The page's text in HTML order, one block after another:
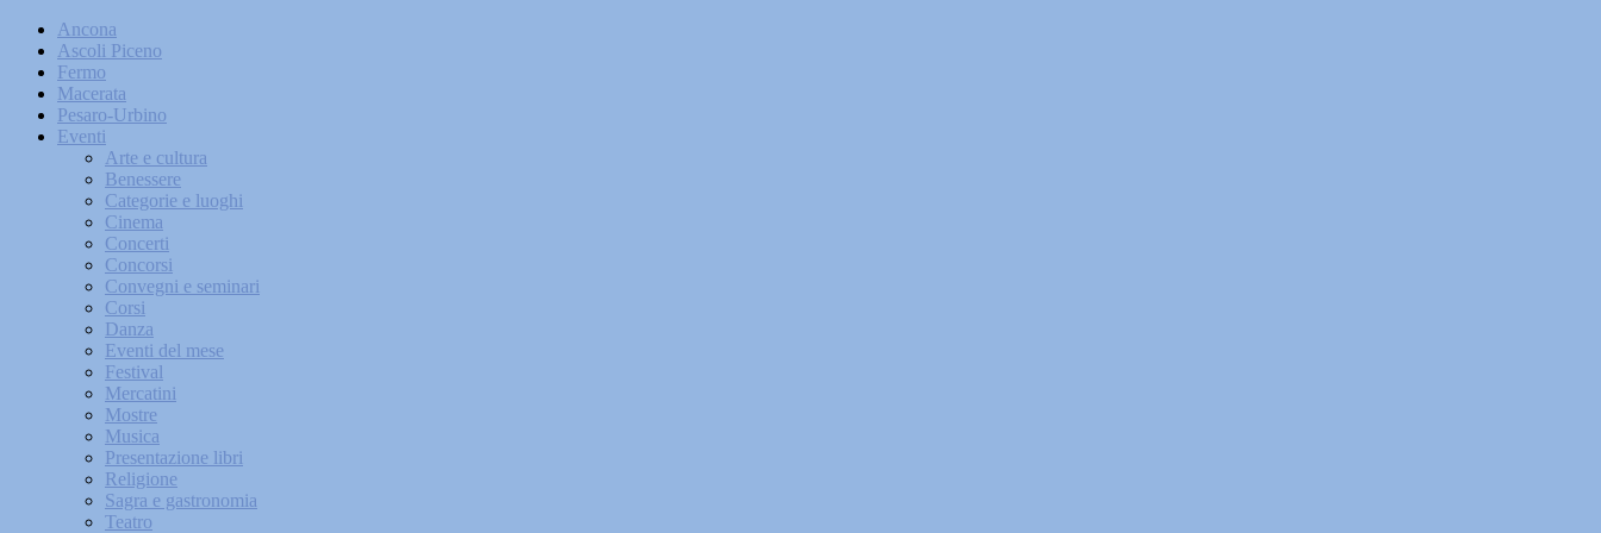
Ancona
Ascoli Piceno
Fermo
Macerata
Pesaro-Urbino
Eventi
Arte e cultura
Benessere
Categorie e luoghi
Cinema
Concerti
Concorsi
Convegni e seminari
Corsi
Danza
Eventi del mese
Festival
Mercatini
Mostre
Musica
Presentazione libri
Religione
Sagra e gastronomia
Teatro